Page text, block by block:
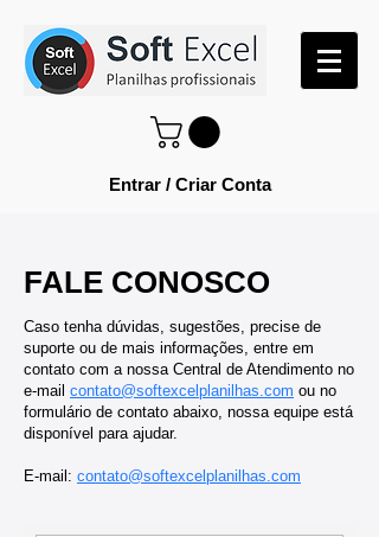
Entrar / Criar Conta
FALE CONOSCO
Caso tenha dúvidas, sugestões, precise de
suporte ou de mais informações , entre em
contato com a nossa Central de Atendimento no
e-mail contato@softexcelplanilhas.com ou no
formulário de contato abaixo, nossa equipe está
disponível para ajudar.
E-mail: contato@softexcelplanilhas.com